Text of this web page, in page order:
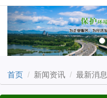
Previous
首页 新闻资讯 最新消息